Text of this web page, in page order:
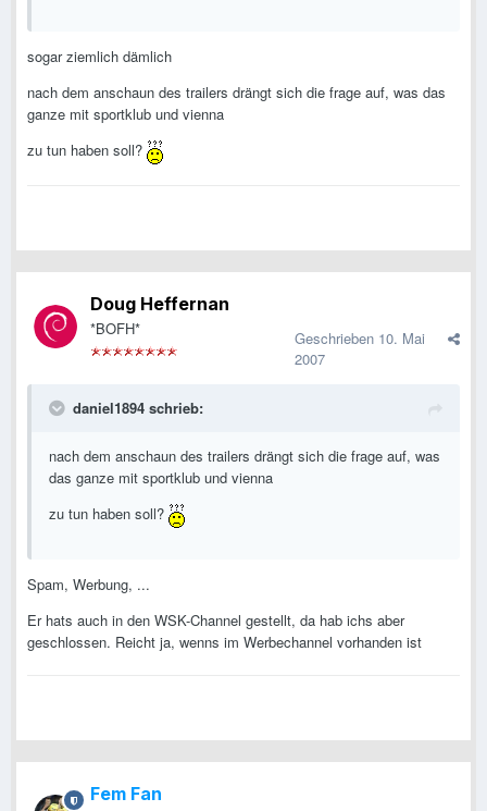
sogar ziemlich dämlich
nach dem anschaun des trailers drängt sich die frage auf, was das
ganze mit sportklub und vienna
zu tun haben soll?
Doug Heffernan
*BOFH* Geschrieben 10. Mai
2007
daniel1894 schrieb:
nach dem anschaun des trailers drängt sich die frage auf, was
das ganze mit sportklub und vienna
zu tun haben soll?
Spam, Werbung, ...
Er hats auch in den WSK-Channel gestellt, da hab ichs aber
geschlossen. Reicht ja, wenns im Werbechannel vorhanden ist
Fem Fan